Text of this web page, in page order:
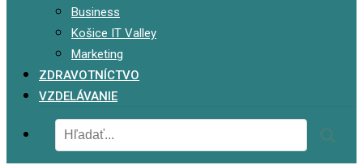
Business
Košice IT Valley
Marketing
ZDRAVOTNÍCTVO
VZDELÁVANIE